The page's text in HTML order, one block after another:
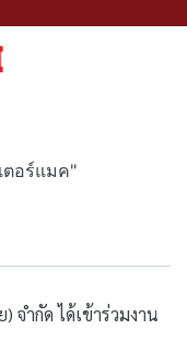
ตอร์แมค"
จำกัด ได้เข้าร่วมงาน